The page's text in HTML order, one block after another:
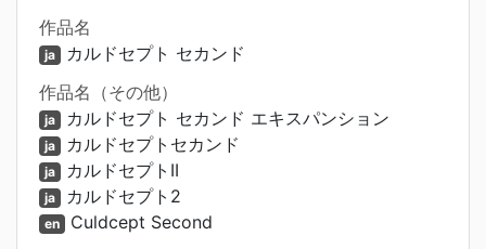
作品名
ja カルドセプト セカンド
作品名（その他）
ja カルドセプト セカンド エキスパンション
ja カルドセプトセカンド
ja カルドセプトII
ja カルドセプト2
en Culdcept Second